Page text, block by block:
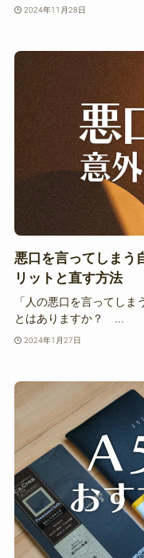
2024年11月28日
悪口を言ってしまう
リットと直す方法
「人の悪口を言ってし
とはありますか？ ...
2024年1月27日